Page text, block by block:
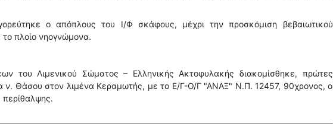
ο απόπλους του Ι/Φ σκάφους, μέχρι την προσκόμιση βεβαιωτικού
πλοίο νηογνώμονα.
του Λιμενικού Σώματος – Ελληνικής Ακτοφυλακής διακομίσθηκε, πρώτες
ν. Θάσου στον λιμένα Κεραμωτής, με το Ε/Γ-Ο/Γ "ΑΝΑΞ" Ν.Π. 12457, 90χρονος, ο